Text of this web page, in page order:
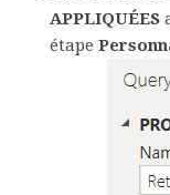
APPLIQUÉES
étape